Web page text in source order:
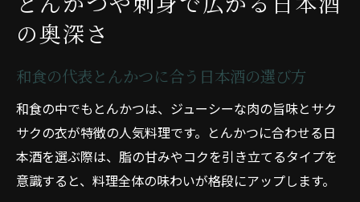
の奥深さ
和食の代表とんかつに合う日本酒の選び方
和食の中でもとんかつは、ジューシーな肉の旨味とサク
サクの衣が特徴の人気料理です。とんかつに合わせる日
本酒を選ぶ際は、脂の甘みやコクを引き立てるタイプを
意識すると、料理全体の味わいが格段にアップします。